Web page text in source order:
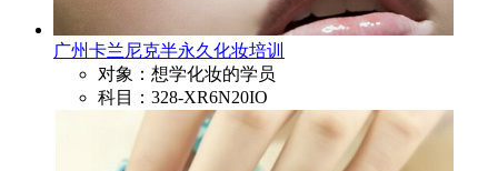
广州卡兰尼克半永久化妆培训
对象：想学化妆的学员
科目：328-XR6N20IO